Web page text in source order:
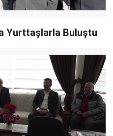
Yurttaşlarla Buluştu